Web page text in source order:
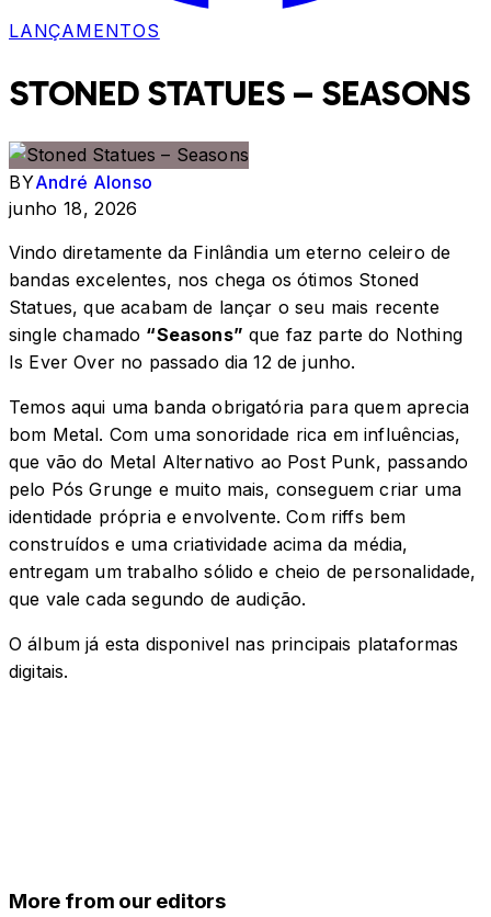
LANÇAMENTOS
STONED STATUES – SEASONS
BYAndré Alonso
junho 18, 2026
Vindo diretamente da Finlândia um eterno celeiro de
bandas excelentes, nos chega os ótimos Stoned
Statues, que acabam de lançar o seu mais recente
single chamado “Seasons” que faz parte do Nothing
Is Ever Over no passado dia 12 de junho.
Temos aqui uma banda obrigatória para quem aprecia
bom Metal. Com uma sonoridade rica em influências,
que vão do Metal Alternativo ao Post Punk, passando
pelo Pós Grunge e muito mais, conseguem criar uma
identidade própria e envolvente. Com riffs bem
construídos e uma criatividade acima da média,
entregam um trabalho sólido e cheio de personalidade,
que vale cada segundo de audição.
O álbum já esta disponivel nas principais plataformas
digitais.
More from our editors